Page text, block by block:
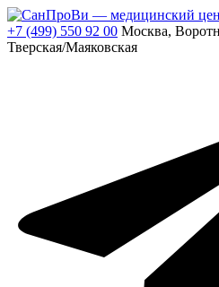
+7 (499) 550 92 00 Москва,
Тверская/Маяковская